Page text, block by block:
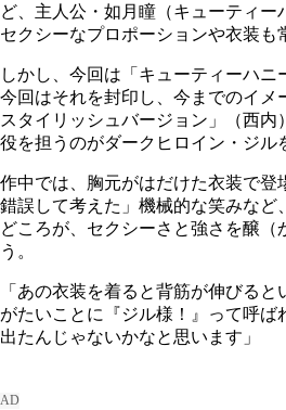
ど、主人公・如月瞳（キューティ
セクシーなプロポーションや衣装も
しかし、今回は「キューティーハニ
今回はそれを封印し、今までのイメ
スタイリッシュバージョン」（西
役を担うのがダークヒロイン・ジル
作中では、胸元がはだけた衣装で登
錯誤して考えた」機械的な笑みなど
どころが、セクシーさと強さを醸（
う。
「あの衣装を着ると背筋が伸びる
がたいことに『ジル様！』って呼ば
出たんじゃないかなと思います」